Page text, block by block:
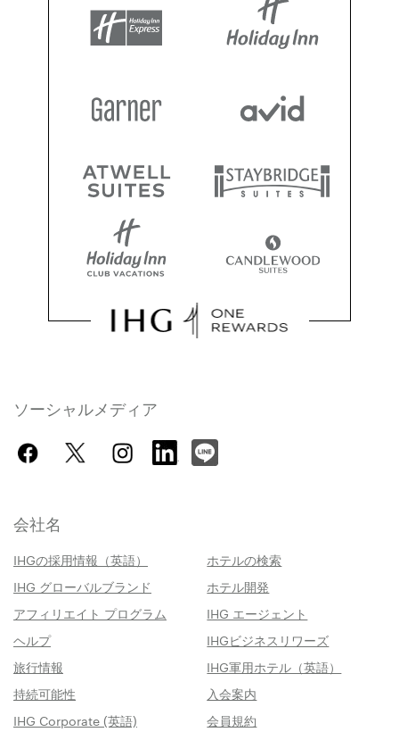
ソーシャルメディア
会社名
IHGの採用情報（英語）
ホテルの検索
IHG グローバルブランド
ホテル開発
アフィリエイト プログラム
IHG エージェント
ヘルプ
IHGビジネスリワーズ
旅行情報
IHG軍用ホテル（英語）
持続可能性
入会案内
IHG Corporate (英語)
会員規約